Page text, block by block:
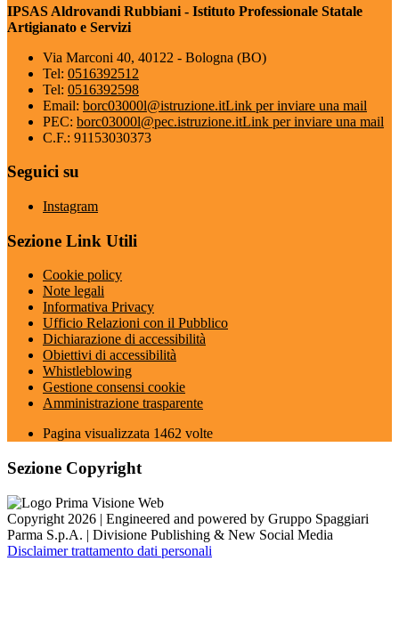
IPSAS Aldrovandi Rubbiani - Istituto Professionale Statale
Artigianato e Servizi
Via Marconi 40, 40122 - Bologna (BO)
Tel: 0516392512
Tel: 0516392598
Email: borc03000l@istruzione.itLink per inviare una mail
PEC: borc03000l@pec.istruzione.itLink per inviare una mail
C.F.: 91153030373
Seguici su
Instagram
Sezione Link Utili
Cookie policy
Note legali
Informativa Privacy
Ufficio Relazioni con il Pubblico
Dichiarazione di accessibilità
Obiettivi di accessibilità
Whistleblowing
Gestione consensi cookie
Amministrazione trasparente
Pagina visualizzata 1462 volte
Sezione Copyright
Copyright 2026 | Engineered and powered by Gruppo Spaggiari
Parma S.p.A. | Divisione Publishing & New Social Media
Disclaimer trattamento dati personali